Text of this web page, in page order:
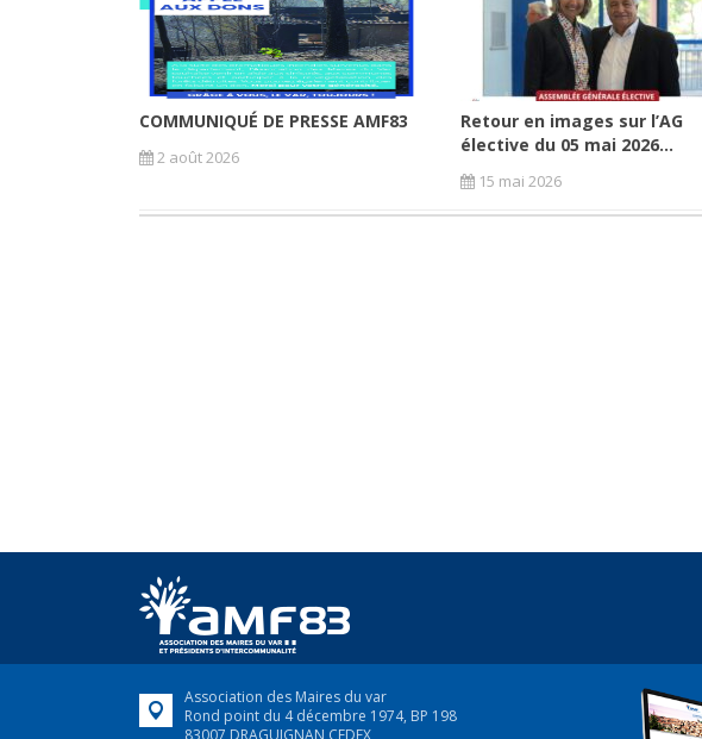
COMMUNIQUÉ DE PRESSE AMF83
2 août 2026
Retour en images sur l’AG
élective du 05 mai 2026...
15 mai 2026
Association des Maires du var
Rond point du 4 décembre 1974, BP 198
83007 DRAGUIGNAN CEDEX